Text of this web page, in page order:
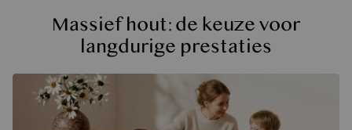
Massief hout: de keuze voor
langdurige prestaties